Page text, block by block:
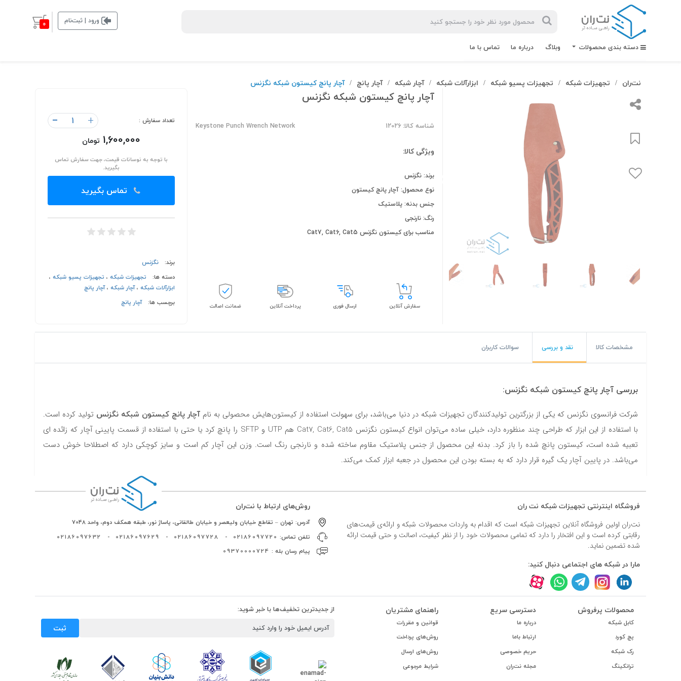
ورود | ثبت‌نام 0
دسته بندی محصولات وبلاگ درباره ما تماس با ما
#رک شبکه
#ترانکینگ دانوب
#سوکت شبکه
#کیستون شبکه
#پچ پنل لگراند
#پچ پنل نگزنس
نت‌ران / تجهیزات شبکه / تجهیزات پسیو شبکه / ابزارآلات شبکه / آچار شبکه / آچار پانچ / آچار پانچ کیستون شبکه نگزنس
آچار پانچ کیستون شبکه نگزنس
شناسه کالا: 12026 Keystone Punch Wrench Network
ویژگی کالا:
برند: نگزنس
نوع محصول: آچار پانچ کیستون
جنس بدنه: پلاستیک
رنگ: نارنجی
مناسب برای کیستون نگزنس Cat7, Cat6, Cat5
سفارش آنلاین ارسال فوری پرداخت آنلاین ضمانت اصالت
تعداد سفارش : +
-
1,600,000 تومان
با توجه به نوسانات قیمت، جهت سفارش تماس
بگیرید.
تماس بگیرید
برند:
نگزنس
دسته ها:
تجهیزات شبکه، تجهیزات پسیو شبکه،
ابزارآلات شبکه،آچار شبکه،آچار پانچ
برچسب ها:
آچار پانچ
مشخصات کالا نقد و بررسی سوالات کاربران
بررسی آچار پانچ کیستون شبکه نگزنس:
شرکت فرانسوی نگزنس که یکی از بزرگترین تولیدکنندگان تجهیزات شبکه در دنیا می‌باشد، برای سهولت استفاده از کیستون‌هایش محصولی به نامآچار پانچ کیستون شبکه نگزنس تولید کرده است.
با استفاده از این ابزار که طراحی چند منظوره دارد، خیلی ساده می‌توان انواع کیستون نگزنس Cat7, Cat6, Cat5 هم UTP و SFTP را پانچ کرد یا حتی با استفاده از قسمت پایینی آچار که زائده ای
تعبیه شده است، کیستون پانچ شده را باز کرد. بدنه این محصول از جنس پلاستیک مقاوم ساخته شده و نارنجی رنگ است. وزن این آچار کم است و سایز کوچکی دارد که اصطلاحا خوش دست
می‌باشد. در پایین آچار یک گیره قرار دارد که به بسته بودن این محصول در جعبه ابزار کمک می‌کند.
فروشگاه اینترنتی تجهیزات شبکه نت ران
نت‌ران اولین فروشگاه آنلاین تجهیزات شبکه است که اقدام به واردات محصولات شبکه و ارائه‌ی قیمت‌های
رقابتی کرده است و این افتخار را دارد که تمامی محصولات خود را از نظر کیفیت، اصالت و حتی قیمت ارائه
شده تضمین نماید.
مارا در شبکه های اجتماعی دنبال کنید:
روش‌های ارتباط با نت‌ران
آدرس: تهران – تقاطع خیابان ولیعصر و خیابان طالقانی، پاساژ نور، طبقه همکف دوم، واحد 7048
تلفن تماس: 02186097720
-
02186097728
-
02186097629
-
02186097632
پیام رسان بله : 09370000724
محصولات پرفروش
کابل شبکه
پچ کورد
رک شبکه
ترانکینگ
دسترسی سریع
درباره ما
ارتباط باما
حریم خصوصی
مجله نت‌ران
راهنمای مشتریان
قوانین و مقررات
روش‌های پرداخت
روش‌های ارسال
شرایط مرجوعی
از جدیدترین تخفیف‌ها با خبر شوید:
ثبت